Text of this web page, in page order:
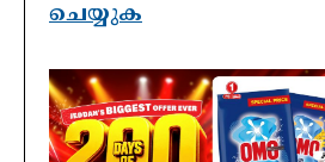
ചെയ്യുക